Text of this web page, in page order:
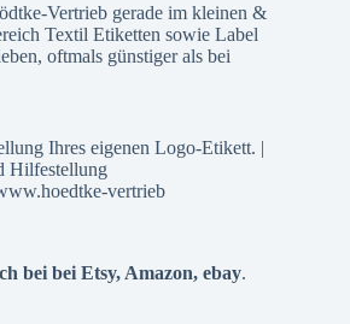
Vertrieb gerade im kleinen &
Textil Etiketten sowie Label
oftmals günstiger als bei
Ihres eigenen Logo-Etikett. |
Hilfestellung
vertrieb
bei beiEtsy, Amazon,ebay.